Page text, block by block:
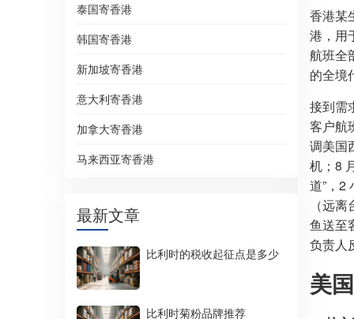
泰国寄香港
韩国寄香港
新加坡寄香港
意大利寄香港
加拿大寄香港
马来西亚寄香港
最新文章
比利时的税收起征点是多少
比利时菊粉品牌推荐
香港某
港，用
航班全
的全境
接到需
客户航
调美国
机；8
道”，2
（远
鱼送至
负责人
美